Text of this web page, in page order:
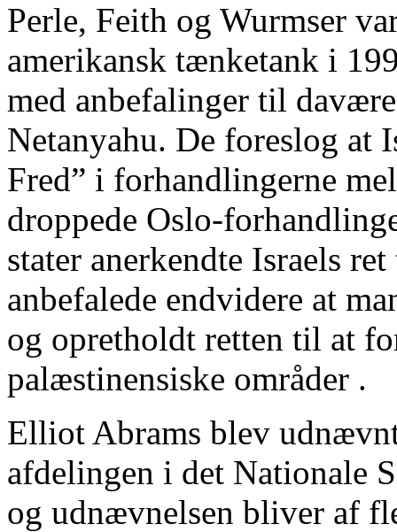
Perle, Feith og Wurmser
amerikansk tænketank i
med anbefalinger til
Netanyahu. De foreslog at
Fred” i forhandlingerne
droppede Oslo-
stater anerkendte Israels
anbefalede endvidere at
og opretholdt retten til at
palæstinensiske områder .
Elliot Abrams blev
afdelingen i det Nationale
og udnævnelsen bliver af